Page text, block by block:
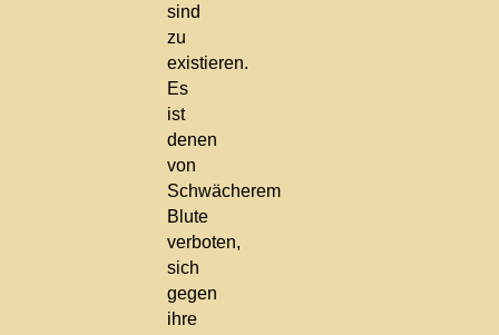
sind
zu
existieren.
Es
ist
denen
von
Schwächerem
Blute
verboten,
sich
gegen
ihre